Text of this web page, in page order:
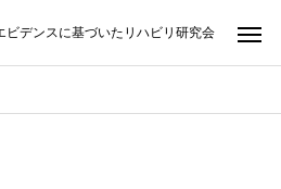
ビデンスに基づいたリハビリ研究会